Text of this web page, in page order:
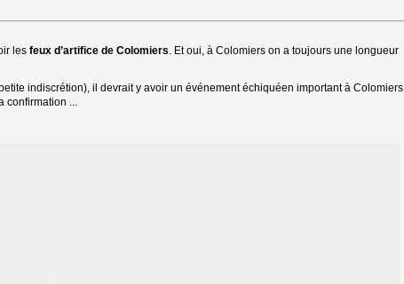
les feux d’artifice de Colomiers. Et oui, à Colomiers on a toujours une longueur
indiscrétion), il devrait y avoir un événement échiquéen important à Colomiers
confirmation ...